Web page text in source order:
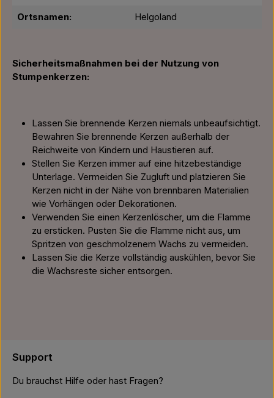
Ortsnamen: Helgoland
Sicherheitsmaßnahmen bei der Nutzung von
Stumpenkerzen:
Lassen Sie brennende Kerzen niemals unbeaufsichtigt.
Bewahren Sie brennende Kerzen außerhalb der
Reichweite von Kindern und Haustieren auf.
Stellen Sie Kerzen immer auf eine hitzebeständige
Unterlage. Vermeiden Sie Zugluft und platzieren Sie
Kerzen nicht in der Nähe von brennbaren Materialien
wie Vorhängen oder Dekorationen.
Verwenden Sie einen Kerzenlöscher, um die Flamme
zu ersticken. Pusten Sie die Flamme nicht aus, um
Spritzen von geschmolzenem Wachs zu vermeiden.
Lassen Sie die Kerze vollständig auskühlen, bevor Sie
die Wachsreste sicher entsorgen.
Support
Du brauchst Hilfe oder hast Fragen?